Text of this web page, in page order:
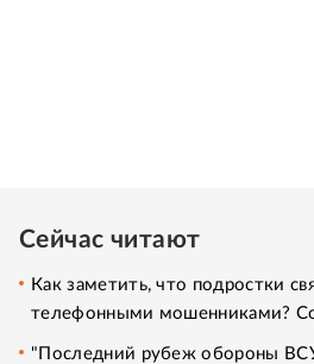
Сейчас читают
Как заметить, что подростки
телефонными мошенниками?
"Последний рубеж обороны